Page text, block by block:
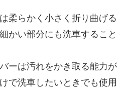
柔らかく小さく折り曲げる
かい部分にも洗車すること
ーは汚れをかき取る能力が
で洗車したいときでも使用